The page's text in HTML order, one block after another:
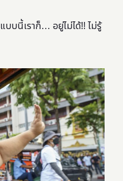
บบนี้เราก็… อยู่ไม่ได้!! ไม่รู้